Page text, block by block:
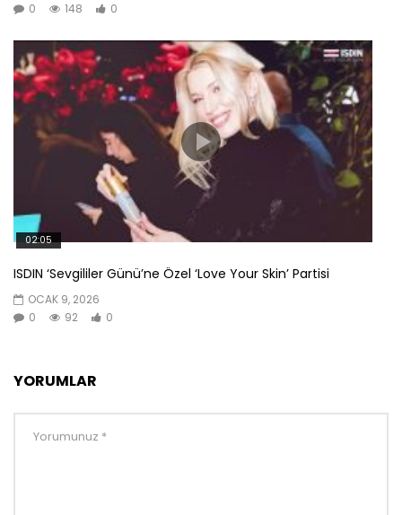
0
148 0
02:05
ISDIN ‘Sevgililer Günü’ne Özel ‘Love Your Skin’ Partisi
OCAK 9, 2026
0
92 0
YORUMLAR